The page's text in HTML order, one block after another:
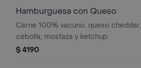
Hamburguesa con Queso
Carne 100% vacuno, queso cheddar,
cebolla, mostaza y ketchup.
$ 4190